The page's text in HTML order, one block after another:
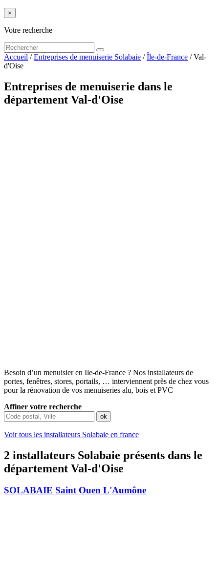
×
Votre recherche
Accueil /Entreprises de menuiserie Solabaie /Île-de-France /Val-
d'Oise
Entreprises de menuiserie dans le
département Val-d'Oise
Besoin d’un menuisier en Ile-de-France ? Nos installateurs de
portes, fenêtres, stores, portails, … interviennent près de chez vous
pour la rénovation de vos menuiseries alu, bois et PVC
Affiner votre recherche
Voir tous les installateurs Solabaie en france
2 installateurs Solabaie présents dans le
département Val-d'Oise
SOLABAIE Saint Ouen L'Aumône